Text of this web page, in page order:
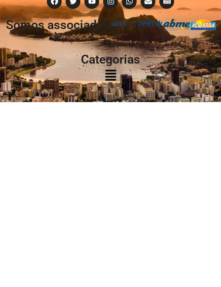
Somos associados
à:
Categorias